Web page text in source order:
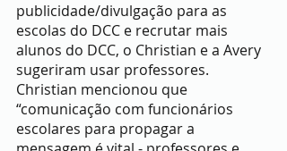
publicidade/divulgação para as
escolas do DCC e recrutar mais
alunos do DCC, o Christian e a Avery
sugeriram usar professores.
Christian mencionou que
“comunicação com funcionários
escolares para propagar a